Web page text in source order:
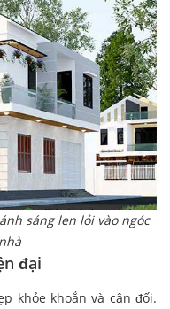
sáng len lỏi vào ngóc
đại
khỏe khoắn và cân đối.